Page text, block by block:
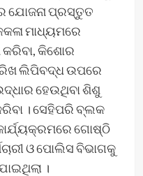
ଯୋଜନା ପ୍ରସ୍ତୁତ
ମାଧ୍ୟମରେ
କରିବା, କିଶୋର
ଲିପିବଦ୍ଧ ଉପରେ
ହେଉଥିବା ଶିଶୁ
। ସେହିପରି ବ୍ଲକ
ଗୋଷ୍ଠି
ଓ ପୋଲିସ ବିଭାଗକୁ
।